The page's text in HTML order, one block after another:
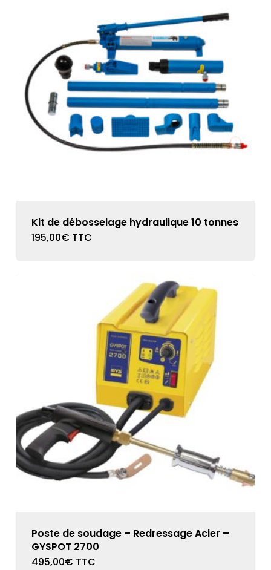
Kit de débosselage hydraulique 10 tonnes
195,00€ TTC
Poste de soudage – Redressage Acier –
GYSPOT 2700
495,00€ TTC